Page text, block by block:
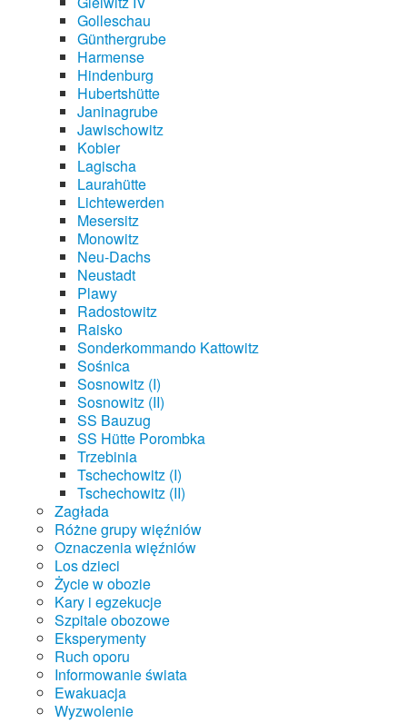
Golleschau
Günthergrube
Harmense
Hindenburg
Hubertshütte
Janinagrube
Jawischowitz
Kobier
Lagischa
Laurahütte
Lichtewerden
Mesersitz
Monowitz
Neu-Dachs
Neustadt
Plawy
Radostowitz
Raisko
Sonderkommando Kattowitz
Sośnica
Sosnowitz (I)
Sosnowitz (II)
SS Bauzug
SS Hütte Porombka
Trzebinia
Tschechowitz (I)
Tschechowitz (II)
Zagłada
Różne grupy więźniów
Oznaczenia więźniów
Los dzieci
Życie w obozie
Kary i egzekucje
Szpitale obozowe
Eksperymenty
Ruch oporu
Informowanie świata
Ewakuacja
Wyzwolenie